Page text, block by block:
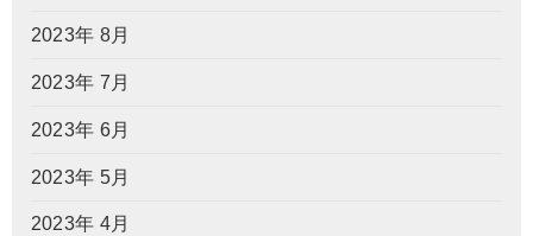
2023年 8月
2023年 7月
2023年 6月
2023年 5月
2023年 4月